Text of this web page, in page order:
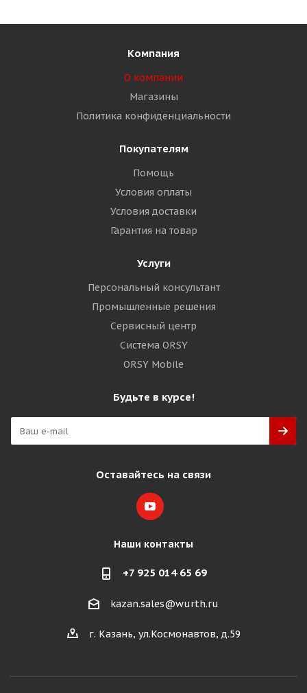
Компания
О компании
Магазины
Политика конфиденциальности
Покупателям
Помощь
Условия оплаты
Условия доставки
Гарантия на товар
Услуги
Персональный консультант
Промышленные решения
Сервисный центр
Система ORSY
ORSY Mobile
Будьте в курсе!
Оставайтесь на связи
Наши контакты
+7 925 014 65 69
kazan.sales@wurth.ru
г. Казань, ул.Космонавтов, д.59